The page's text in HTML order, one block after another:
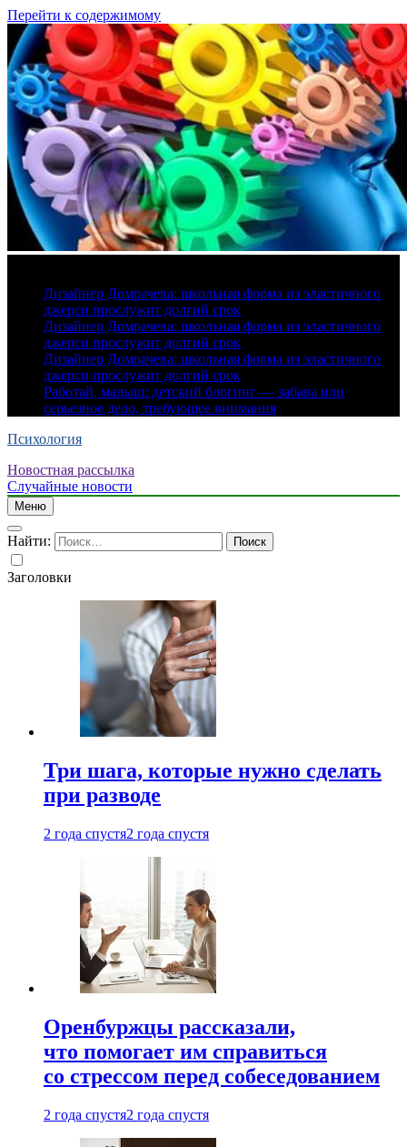
Перейти к содержимому
Дизайнер Домрачева: школьная форма из эластичного
джерси прослужит долгий срок
Дизайнер Домрачева: школьная форма из эластичного
джерси прослужит долгий срок
Дизайнер Домрачева: школьная форма из эластичного
джерси прослужит долгий срок
Работай, малыш: детский блогинг — забава или
серьезное дело, требующее внимания
Психология
Новостная рассылка
Случайные новости
Меню
Найти:
Заголовки
Три шага, которые нужно сделать
при разводе
2 года спустя2 года спустя
Оренбуржцы рассказали,
что помогает им справиться
со стрессом перед собеседованием
2 года спустя2 года спустя